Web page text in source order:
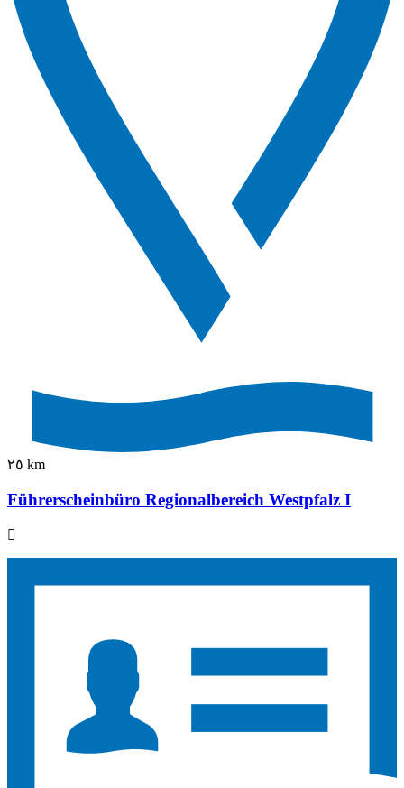
٢٥ km
Führerscheinbüro Regionalbereich Westpfalz I